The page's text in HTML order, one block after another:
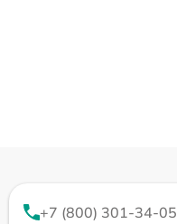
+7 (800) 301-34-05